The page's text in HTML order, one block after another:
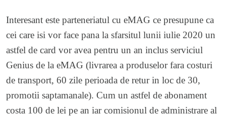
Interesant este parteneriatul cu eMAG ce presupune ca
cei care isi vor face pana la sfarsitul lunii iulie 2020 un
astfel de card vor avea pentru un an inclus serviciul
Genius de la eMAG (livrarea a produselor fara costuri
de transport, 60 zile perioada de retur in loc de 30,
promotii saptamanale). Cum un astfel de abonament
costa 100 de lei pe an iar comisionul de administrare al